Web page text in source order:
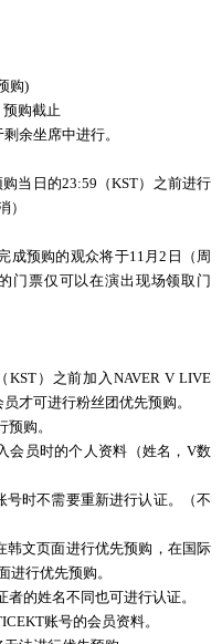
购)
预购截止
余坐席中进行。
购当 日的23:59（KST）之前进行
）
成预购的观众将于11 月2 日（周
门票仅 可以在演出 现场领取 门
）之前加入NAVER V LIVE
才可进行粉丝团优先预购。
购。
会员时的个人资料（姓名，V数
号时不需要重新进行认证。（不
韩文页面进行优先预购 ，在国际
进行优先预购。
的姓名不同也可进行认证。
账号的会员资料。